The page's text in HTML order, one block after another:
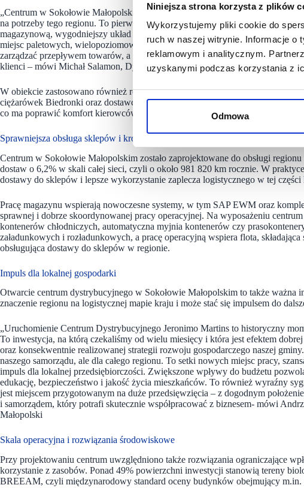
Niniejsza strona korzysta z plików
Wykorzystujemy pliki cookie do
ruch w naszej witrynie. Informacje o
reklamowym i analitycznym.
uzyskanymi podczas korzystania z
Odmowa
„Centrum w Sokołowie Małopolskim zostało zaprojektowane z myślą o tym,
na potrzeby tego regionu. To pierwszy obiekt w naszej sieci zbudowany
magazynową, wygodniejszy układ dla transportu i rozwiązania usprawniające
miejsc paletowych, wielopoziomowemu składowaniu i dedykowanym
zarządzać przepływem towarów, a tym samym sprawniej dostarczać produkty
klienci – mówi Michał Salamon, Dyrektor Centrum Dystrybucyjnego sieci
W obiekcie zastosowano również rozwiązania usprawniające ruch na terenie
ciężarówek Biedronki oraz dostawców. Przed bramą wjazdową przygotowano
co ma poprawić komfort kierowców oczekujących na wjazd lub wyjazd z
Sprawniejsza obsługa sklepów i krótsze trasy dostaw
Centrum w Sokołowie Małopolskim zostało zaprojektowane do obsługi
dostaw o 6,2% w skali całej sieci, czyli o około 981 820 km rocznie. W
dostawy do sklepów i lepsze wykorzystanie zaplecza logistycznego w tej części
Pracę magazynu wspierają nowoczesne systemy, w tym SAP EWM oraz
sprawnej i dobrze skoordynowanej pracy operacyjnej. Na wyposażeniu
kontenerów chłodniczych, automatyczna myjnia kontenerów czy
załadunkowych i rozładunkowych, a pracę operacyjną wspiera flota,
obsługująca dostawy do sklepów w regionie.
Impuls dla lokalnej gospodarki
Otwarcie centrum dystrybucyjnego w Sokołowie Małopolskim to także
znaczenie regionu na logistycznej mapie kraju i może stać się impulsem do
„Uruchomienie Centrum Dystrybucyjnego Jeronimo Martins to historyczny
To inwestycja, na którą czekaliśmy od wielu miesięcy i która jest efektem
oraz konsekwentnie realizowanej strategii rozwoju gospodarczego naszej
naszego samorządu, ale dla całego regionu. To setki nowych miejsc pracy,
impuls dla lokalnej przedsiębiorczości. Zwiększone wpływy do budżetu
edukację, bezpieczeństwo i jakość życia mieszkańców. To również wyraźny
jest miejscem przygotowanym na duże przedsięwzięcia – z dogodnym
i samorządem, który potrafi skutecznie współpracować z biznesem- mówi
Małopolski
Skala operacyjna i rozwiązania środowiskowe
Przy projektowaniu centrum uwzględniono także rozwiązania ograniczające
korzystanie z zasobów. Ponad 49% powierzchni inwestycji stanowią tereny
BREEAM, czyli międzynarodowy standard oceny budynków obejmujący m.in.